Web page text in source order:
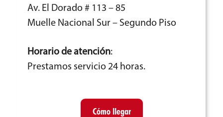
Av. El Dorado # 113 – 85
Muelle Nacional Sur – Segundo Piso
Horario de atención:
Prestamos servicio 24 horas.
Cómo llegar